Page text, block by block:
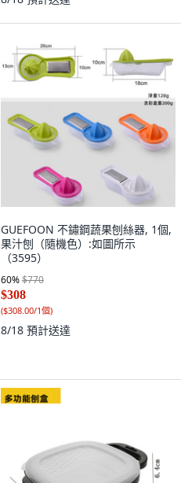
GUEFOON 不鏽鋼蔬果刨絲器, 1個,
果汁刨（隨機色）:如圖所示
（3595）
60%$770
$308
($308.00/1個)
8/18 預計送達